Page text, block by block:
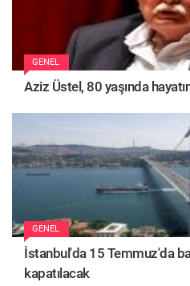
GENEL
Aziz Üstel, 80 yaşında
GENEL
İstanbul'da 15 Temmuz'da
kapatılacak